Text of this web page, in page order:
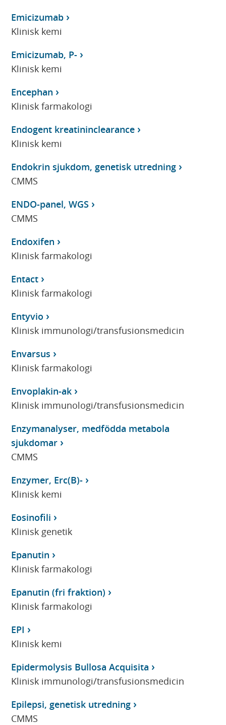
Emicizumab
Klinisk kemi
Emicizumab, P-
Klinisk kemi
Encephan
Klinisk farmakologi
Endogent kreatininclearance
Klinisk kemi
Endokrin sjukdom, genetisk utredning
CMMS
ENDO-panel, WGS
CMMS
Endoxifen
Klinisk farmakologi
Entact
Klinisk farmakologi
Entyvio
Klinisk immunologi/transfusionsmedicin
Envarsus
Klinisk farmakologi
Envoplakin-ak
Klinisk immunologi/transfusionsmedicin
Enzymanalyser, medfödda metabola
sjukdomar
CMMS
Enzymer, Erc(B)-
Klinisk kemi
Eosinofili
Klinisk genetik
Epanutin
Klinisk farmakologi
Epanutin (fri fraktion)
Klinisk farmakologi
EPI
Klinisk kemi
Epidermolysis Bullosa Acquisita
Klinisk immunologi/transfusionsmedicin
Epilepsi, genetisk utredning
CMMS